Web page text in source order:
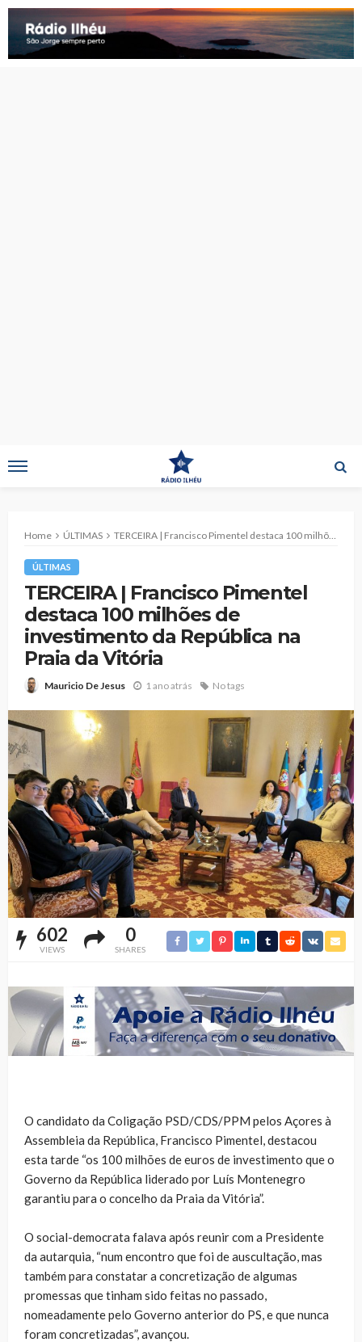
Home ÚLTIMAS TERCEIRA | Francisco Pimentel destaca 100 milhões de investimento da República na Praia da Vitória
ÚLTIMAS
TERCEIRA | Francisco Pimentel
destaca 100 milhões de
investimento da República na
Praia da Vitória
Mauricio De Jesus 1 ano atrás No tags
602
VIEWS
0
SHARES
O candidato da Coligação PSD/CDS/PPM pelos Açores à
Assembleia da República, Francisco Pimentel, destacou
esta tarde “os 100 milhões de euros de investimento que o
Governo da República liderado por Luís Montenegro
garantiu para o concelho da Praia da Vitória”.
O social-democrata falava após reunir com a Presidente
da autarquia, “num encontro que foi de auscultação, mas
também para constatar a concretização de algumas
promessas que tinham sido feitas no passado,
nomeadamente pelo Governo anterior do PS, e que nunca
foram concretizadas”, avançou.